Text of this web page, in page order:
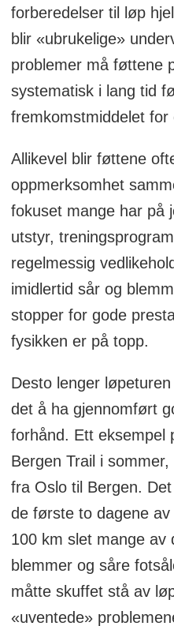
forberedelser til løp
blir «ubrukelige»
problemer må føttene
systematisk i lang tid
fremkomstmiddelet for
Allikevel blir føttene
oppmerksomhet
fokuset mange har på
utstyr,
regelmessig
imidlertid sår og
stopper for gode
fysikken er på topp.
Desto lenger
det å ha gjennomført
forhånd. Ett eksempel
Bergen Trail i
fra Oslo til Bergen.
de første to dagene
100 km slet mange av
blemmer og såre
måtte skuffet stå av
«uventede»